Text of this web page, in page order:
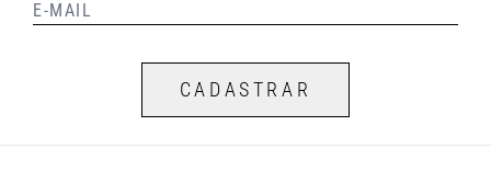
CADASTRAR